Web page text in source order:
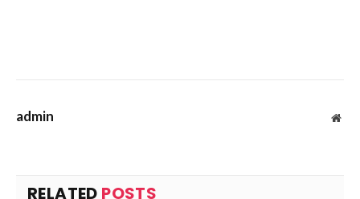
admin
RELATED POSTS